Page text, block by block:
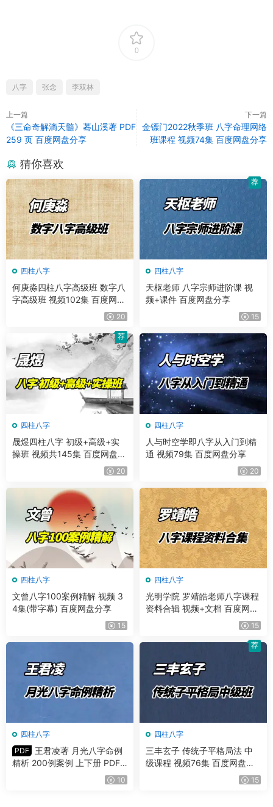
0
八字 张念 李双林
上一篇
《三命奇解滴天髓》蓦山溪著 PDF
259 页 百度网盘分享
下一篇
金镖门2022秋季班 八字命理网络
班课程 视频74集 百度网盘分享
猜你喜欢
四柱八字
何庚淼四柱八字高级班 数字八
字高级班 视频102集 百度网盘
20
四柱八字
天枢老师 八字宗师进阶课 视
频+课件 百度网盘分享
15
荐
四柱八字
晟煜四柱八字 初级+高级+实
操班 视频共145集 百度网盘分
20
荐
四柱八字
人与时空学即八字从入门到精
通 视频79集 百度网盘分享
20
四柱八字
文曾八字100案例精解 视频 3
4集(带字幕) 百度网盘分享
15
四柱八字
光明学院 罗靖皓老师八字课程
资料合辑 视频+文档 百度网盘
15
四柱八字
PDF
王君凌著 月光八字命例
精析 200例案例 上下册 PDF
10
四柱八字
三丰玄子 传统子平格局法 中
级课程 视频76集 百度网盘分
15
荐